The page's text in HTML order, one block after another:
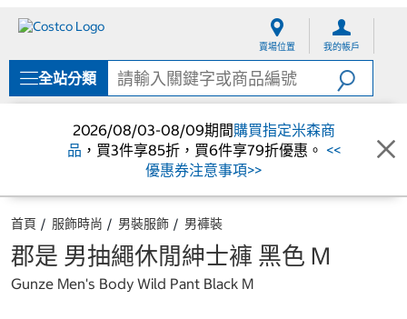
單
賣場位置 我的帳戶
全站分類
2026/08/03-08/09期間購買指定米森商
品 ，買3件享85折，買6件享79折優惠。 <<
優惠券注意事項>>
首頁 服飾時尚 男裝服飾 男褲裝
郡是 男抽繩休閒紳士褲 黑色 M
Gunze Men's Body Wild Pant Black M